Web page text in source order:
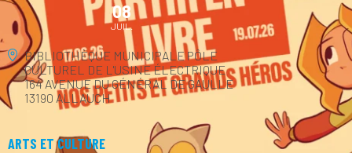
08
JUIL.
BIBLIOTHÈQUE MUNICIPALEPÔLE
CULTUREL DE L'USINE ÉLECTRIQUE
164 AVENUE DU GÉNÉRAL DE GAULLE
13190 ALLAUCH
ARTS ET CULTURE